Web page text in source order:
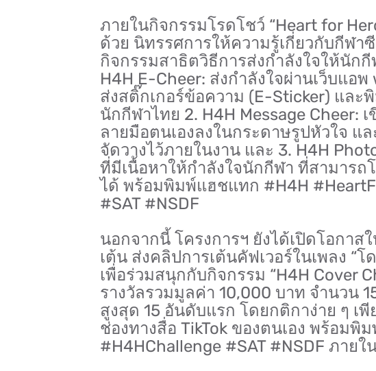
ภายในกิจกรรมโรดโชว์ “Heart for
ด้วย นิทรรศการให้ความรู้เกี่ยวกับกีฬาซี
กิจกรรมสาธิตวิธีการส่งกำลังใจให้นักกี
H4H E-Cheer: ส่งกำลังใจผ่านเว็บแอพ
ส่งสติ๊กเกอร์ข้อความ (E-Sticker) และ
นักกีฬาไทย 2. H4H Message Cheer:
ลายมือตนเองลงในกระดาษรูปหัวใจ แ
จัดวางไว้ภายในงาน และ 3. H4H
ที่มีเนื้อหาให้กำลังใจนักกีฬา ที่สามารถ
ได้ พร้อมพิมพ์แฮชแทก #H4H
#SAT #NSDF
นอกจากนี้ โครงการฯ ยังได้เปิดโอกา
เต้น ส่งคลิปการเต้นคัฟเวอร์ในเพลง “โ
เพื่อร่วมสนุกกับกิจกรรม “H4H Cover
รางวัลรวมมูลค่า 10,000 บาท จำนวน
สูงสุด 15 อันดับแรก โดยกติกาง่าย ๆ เ
ช่องทางสื่อ TikTok ของตนเอง พร้อมพิ
#H4HChallenge #SAT #NSDF ภาย